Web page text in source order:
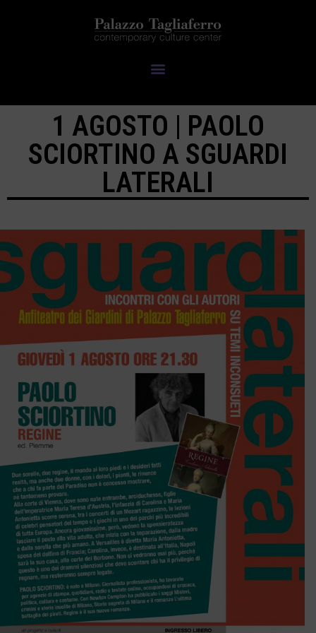
1 AGOSTO | PAOLO
SCIORTINO A SGUARDI
LATERALI